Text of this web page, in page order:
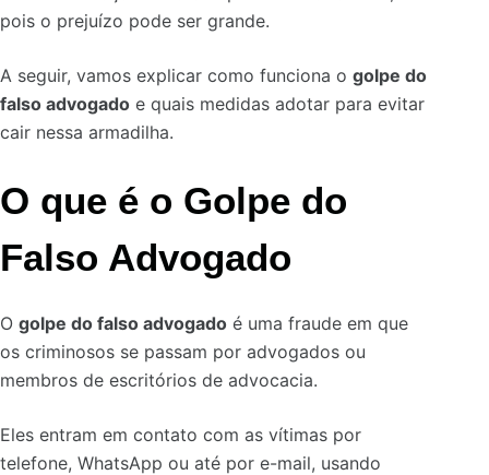
pois o prejuízo pode ser grande.
A seguir, vamos explicar como funciona o golpe do
falso advogado e quais medidas adotar para evitar
cair nessa armadilha.
O que é o Golpe do
Falso Advogado
O golpe do falso advogado é uma fraude em que
os criminosos se passam por advogados ou
membros de escritórios de advocacia.
Eles entram em contato com as vítimas por
telefone, WhatsApp ou até por e-mail, usando